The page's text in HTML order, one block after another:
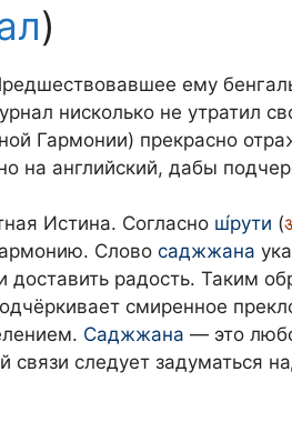
)
ему
нисколько не утратил
Гармонии) прекрасно
на английский, дабы
Истина. Согласно ш́рути (
Слово саджжана
доставить радость. Таким
смиренное
Саджжана — это
связи следует задуматься